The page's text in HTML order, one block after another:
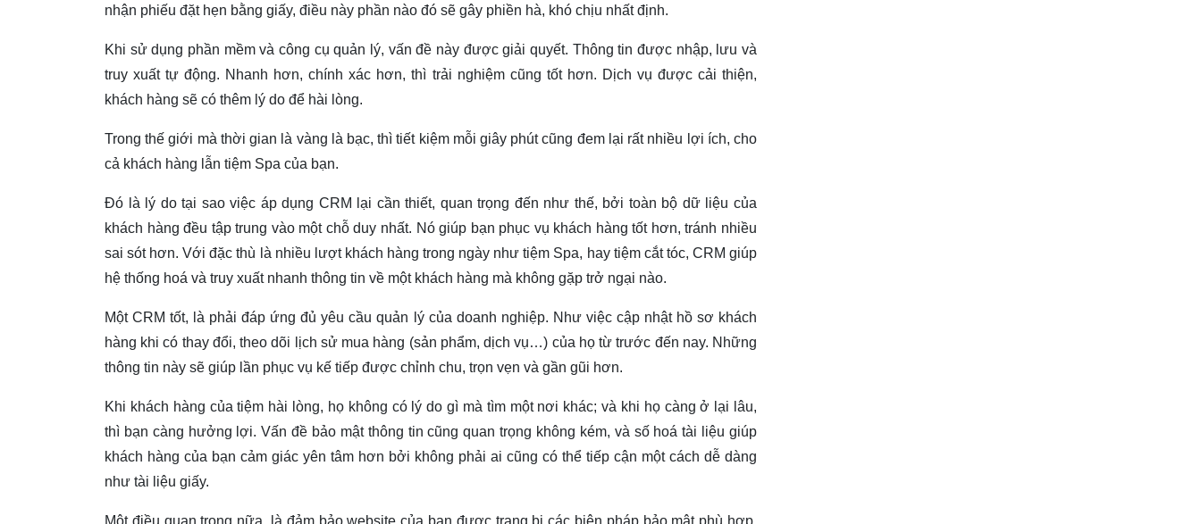
nhận phiếu đặt hẹn bằng giấy, điều này phần nào đó sẽ gây phiền hà, khó chịu nhất định.
Khi sử dụng phần mềm và công cụ quản lý, vấn đề này được giải quyết. Thông tin được nhập, lưu và
truy xuất tự động. Nhanh hơn, chính xác hơn, thì trải nghiệm cũng tốt hơn. Dịch vụ được cải thiện,
khách hàng sẽ có thêm lý do để hài lòng.
Trong thế giới mà thời gian là vàng là bạc, thì tiết kiệm mỗi giây phút cũng đem lại rất nhiều lợi ích, cho
cả khách hàng lẫn tiệm Spa của bạn.
Đó là lý do tại sao việc áp dụng CRM lại cần thiết, quan trọng đến như thế, bởi toàn bộ dữ liệu của
khách hàng đều tập trung vào một chỗ duy nhất. Nó giúp bạn phục vụ khách hàng tốt hơn, tránh nhiều
sai sót hơn. Với đặc thù là nhiều lượt khách hàng trong ngày như tiệm Spa, hay tiệm cắt tóc, CRM giúp
hệ thống hoá và truy xuất nhanh thông tin về một khách hàng mà không gặp trở ngại nào.
Một CRM tốt, là phải đáp ứng đủ yêu cầu quản lý của doanh nghiệp. Như việc cập nhật hồ sơ khách
hàng khi có thay đổi, theo dõi lịch sử mua hàng (sản phẩm, dịch vụ…) của họ từ trước đến nay. Những
thông tin này sẽ giúp lần phục vụ kế tiếp được chỉnh chu, trọn vẹn và gần gũi hơn.
Khi khách hàng của tiệm hài lòng, họ không có lý do gì mà tìm một nơi khác; và khi họ càng ở lại lâu,
thì bạn càng hưởng lợi. Vấn đề bảo mật thông tin cũng quan trọng không kém, và số hoá tài liệu giúp
khách hàng của bạn cảm giác yên tâm hơn bởi không phải ai cũng có thể tiếp cận một cách dễ dàng
như tài liệu giấy.
Một điều quan trọng nữa, là đảm bảo website của bạn được trang bị các biện pháp bảo mật phù hợp,